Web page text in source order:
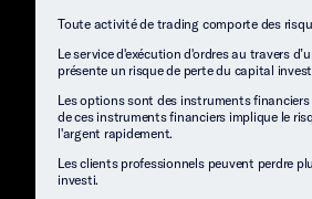
Toute activité de trading comporte des
Le service d'exécution d'ordres au travers
présente un risque de perte du capital
Les options sont des instruments
de ces instruments financiers implique le
l'argent rapidement.
Les clients professionnels peuvent perdre
investi.